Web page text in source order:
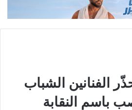
الفنانين الشباب
باسم النقابة